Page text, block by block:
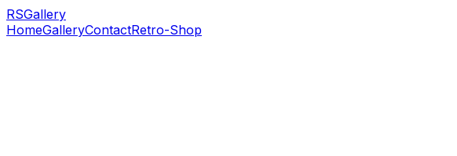
RSGallery
HomeGalleryContactRetro-Shop